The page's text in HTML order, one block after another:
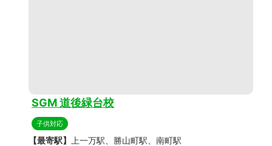
SGM 道後緑台校
子供対応
【最寄駅】
上一万駅、勝山町駅、南町駅